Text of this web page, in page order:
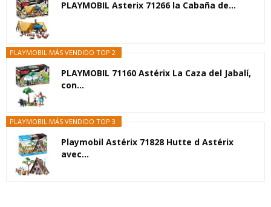
PLAYMOBIL Asterix 71266 la Cabaña de...
PLAYMOBIL MÁS VENDIDO TOP 2
PLAYMOBIL 71160 Astérix La Caza del Jabalí,
con...
PLAYMOBIL MÁS VENDIDO TOP 3
Playmobil Astérix 71828 Hutte d Astérix
avec...